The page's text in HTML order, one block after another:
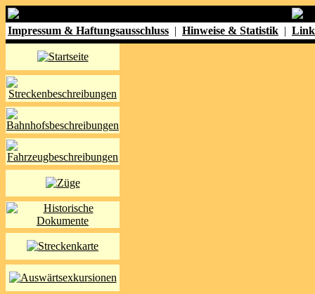
Impressum & Haftungsausschluss | Hinweise & Statistik |